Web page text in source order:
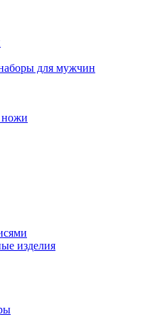
для мужчин
ножи
изделия